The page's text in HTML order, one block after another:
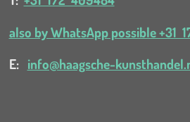
also by WhatsApp possible +31
E: info@haagsche-